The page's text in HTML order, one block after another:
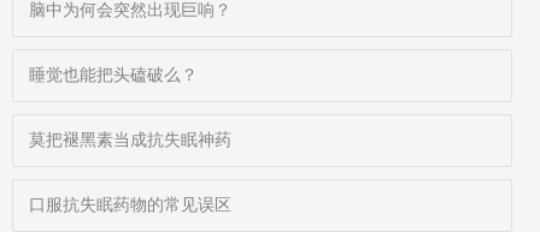
脑中为何会突然出现巨响？
睡觉也能把头磕破么？
莫把褪黑素当成抗失眠神药
口服抗失眠药物的常见误区